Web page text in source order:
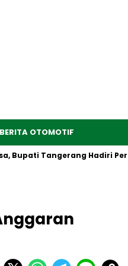
BERITA OTOMOTIF
Tangerang Hadiri Peresmian